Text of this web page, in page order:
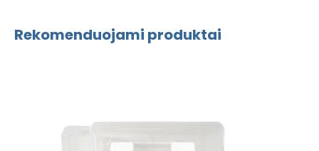
Rekomenduojami produktai